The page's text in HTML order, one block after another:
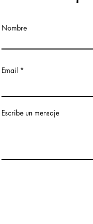
Nombre
Email
Escribe un mensaje